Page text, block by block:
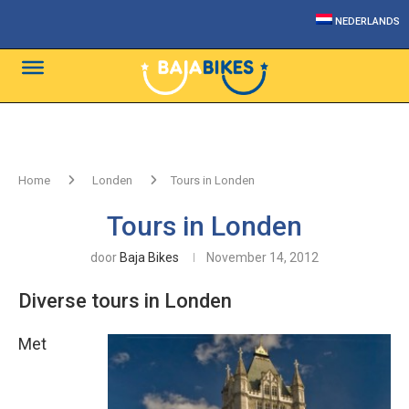
NEDERLANDS
Home Londen Tours in Londen
Tours in Londen
door Baja Bikes November 14, 2012
Diverse tours in Londen
Met